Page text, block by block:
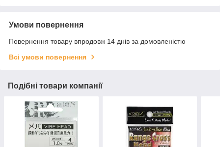
Умови повернення
Повернення товару впродовж 14 днів за домовленістю
Всі умови повернення
Подібні товари компанії